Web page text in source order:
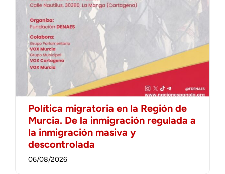
Política migratoria en la Región de
Murcia. De la inmigración regulada a
la inmigración masiva y
descontrolada
06/08/2026